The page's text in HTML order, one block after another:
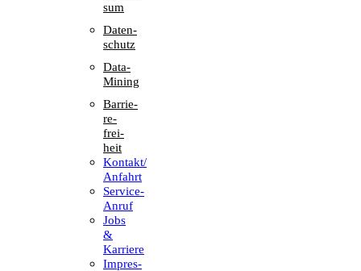
sum
Daten­
schutz
Data-
Mining
Barrie­
re­
frei­
heit
Kontakt/​​
Anfahrt
Service-
Anruf
Jobs
&
Karriere
Impres­